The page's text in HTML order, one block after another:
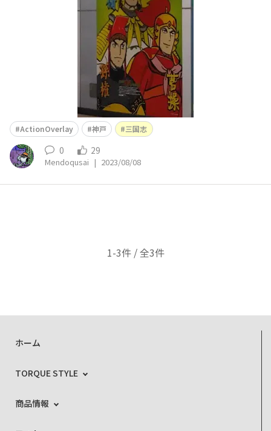
れ？200枚じゃなかったっけ？）しかも最初の人めくれて
て確認できず！ さらに先の三国志ギャラリーはよもやの
ActionOverlay 神戸 三国志
0 29
Mendoqusai | 2023/08/08
1-3件 / 全3件
ホーム
TORQUE STYLE
商品情報